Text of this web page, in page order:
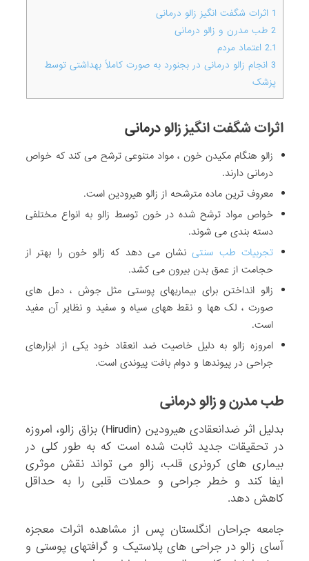
1 اثرات شگفت انگیز زالو درمانی
2 طب مدرن و زالو درمانی
2.1 اعتماد مردم
3 انجام زالو درمانی در بجنورد به صورت کاملاً بهداشتی توسط
پزشک
اثرات شگفت انگیز زالودرمانی
زالو هنگام مکیدن خون ، مواد متنوعی ترشح می کند که خواص
درمانی دارند.
معروف ترین ماده مترشحه از زالو هیرودین است.
خواص مواد ترشح شده در خون توسط زالو به انواع مختلفی
دسته بندی می شوند.
تجربیات طب سنتی نشان می دهد که زالو خون را بهتر از
حجامت از عمق بدن بیرون می کشد.
زالو انداختن برای بیماریهای پوستی مثل جوش ، دمل های
صورت ، لک هها و نقط ههای سیاه و سفید و نظایر آن مفید
است.
امروزه زالو به دلیل خاصیت ضد انعقاد خود یکی از ابزارهای
جراحی در پیوندها و دوام بافت پیوندی است.
طب مدرن و زالو درمانی
بدلیل اثر ضدانعقادی هیرودین (Hirudin) بزاق زالو، امروزه
در تحقیقات جدید ثابت شده است که به طور کلی در
بیماری های کرونری قلب، زالو می تواند نقش موثری
ایفا کند و خطر جراحی و حملات قلبی را به حداقل
کاهش دهد.
جامعه جراحان انگلستان پس از مشاهده اثرات معجزه
آسای زالو در جراحی های پلاستیک و گرافتهای پوستی و